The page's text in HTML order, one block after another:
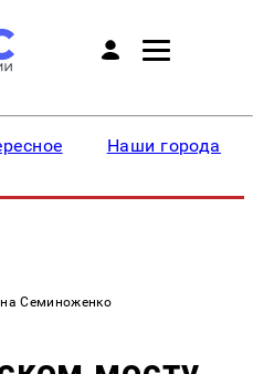
Наши города
Семиноженко